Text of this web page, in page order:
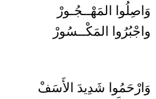
وَاصِلُوا المَهْــجُـورْ
واجْبُرُوا المَكْــسُورْ
وَارْحَمُوا شَدِيدَ الأَسَفْ